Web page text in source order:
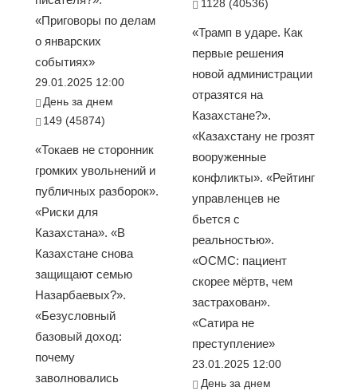
«Приговоры по делам
о январских
событиях»
29.01.2025 12:00
День за днем
149 (45874)
«Токаев не сторонник
громких увольнений и
публичных разборок».
«Риски для
Казахстана». «В
Казахстане снова
защищают семью
Назарбаевых?».
«Безусловный
базовый доход:
почему
заволновались
1128 (40536)
«Трамп в ударе. Как
первые решения
новой администрации
отразятся на
Казахстане?».
«Казахстану не грозят
вооруженные
конфликты». «Рейтинг
управленцев не
бьется с
реальностью».
«ОСМС: пациент
скорее мёртв, чем
застрахован».
«Сатира не
преступление»
23.01.2025 12:00
День за днем